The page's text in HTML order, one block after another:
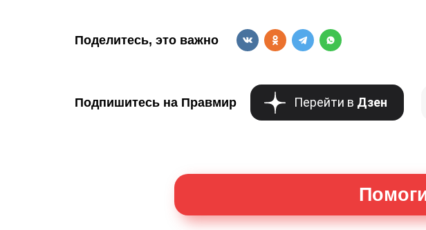
Поделитесь, это важно
Подпишитесь на Правмир Перейти в Дзен